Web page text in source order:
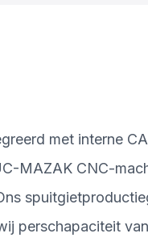
met interne
MAZAK CNC-
perschapaciteit